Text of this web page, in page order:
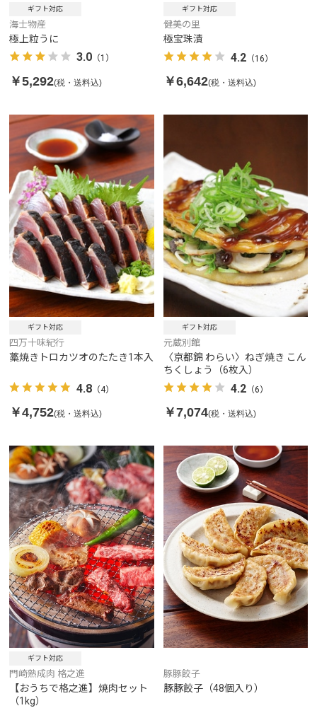
ギフト対応
海士物産
極上粒うに
3.0 （1）
￥5,292(税・送料込)
ギフト対応
健美の里
極宝珠漬
4.2（16）
￥6,642(税・送料込)
ギフト対応
四万十味紀行
藁焼きトロカツオのたたき1本入
4.8 （4）
￥4,752(税・送料込)
ギフト対応
元蔵別館
〈京都錦 わらい〉ねぎ焼き こん
ちくしょう（6枚入）
4.2（6）
￥7,074(税・送料込)
ギフト対応
門崎熟成肉 格之進
【おうちで格之進】焼肉セット
（1kg）
豚豚餃子
豚豚餃子（48個入り）